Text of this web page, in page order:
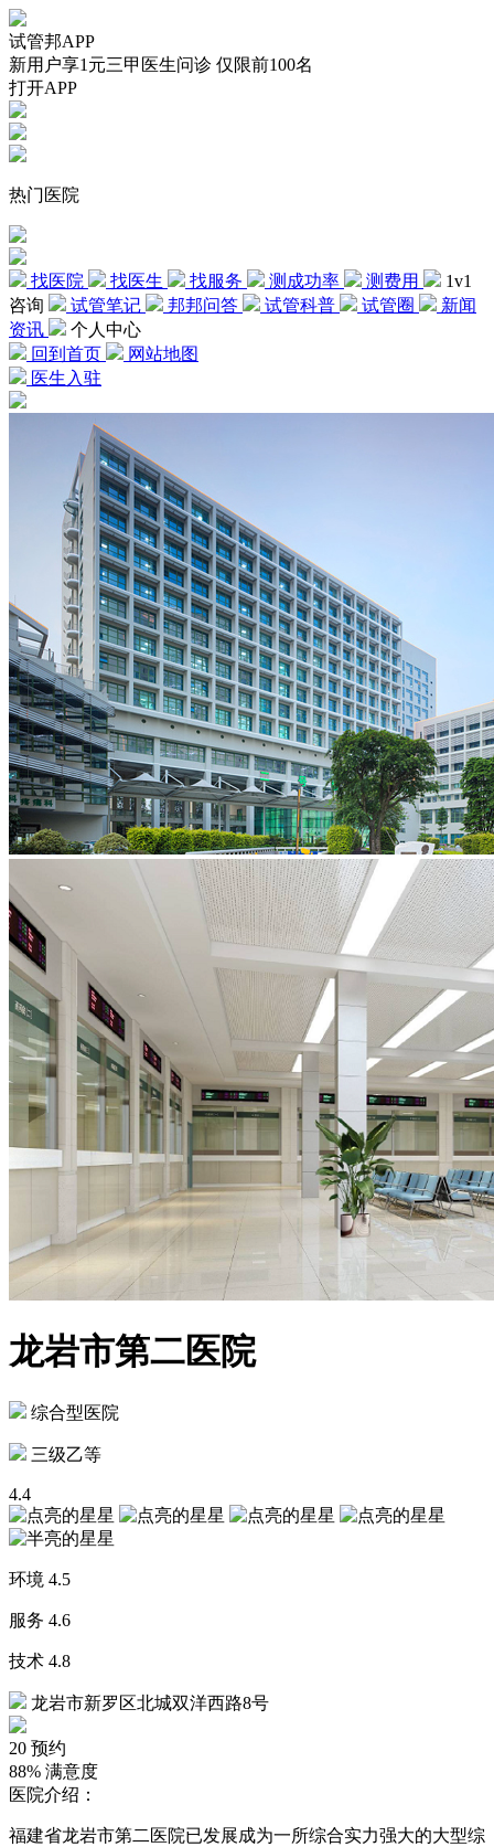
试管邦APP
新用户享1元三甲医生问诊 仅限前100名
打开APP
热门医院
找医院 找医生 找服务 测成功率 测费用
1v1
咨询
试管笔记 邦邦问答 试管科普 试管圈
新闻
资讯
个人中心
回到首页
网站地图
医生入驻
龙岩市第二医院
综合型医院
三级乙等
4.4
环境 4.5
服务 4.6
技术 4.8
龙岩市新罗区北城双洋西路8号
20 预约
88% 满意度
医院介绍：
福建省龙岩市第二医院已发展成为一所综合实力强大的大型综